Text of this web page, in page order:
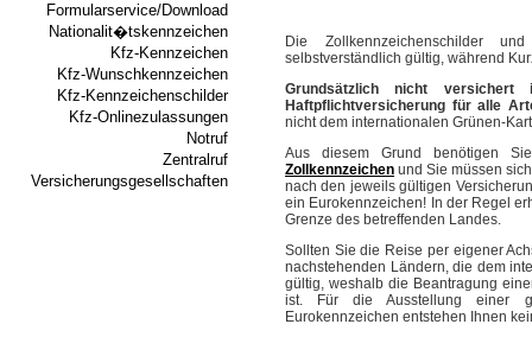
Formularservice/Download
Nationalit�tskennzeichen
Kfz-Kennzeichen
Kfz-Wunschkennzeichen
Kfz-Kennzeichenschilder
Kfz-Onlinezulassungen
Notruf
Zentralruf
Versicherungsgesellschaften
Die Zollkennzeichenschilder
selbstverständlich gültig, während
Grundsätzlich nicht
Haftpflichtversicherung für alle
nicht dem internationalen Grünen-
Aus diesem Grund benötigen
Zollkennzeichen und Sie müssen
nach den jeweils gültigen
ein Eurokennzeichen! In der Regel
Grenze des betreffenden Landes.
Sollten Sie die Reise per eigener
nachstehenden Ländern, die dem
gültig, weshalb die Beantragung
ist. Für die Ausstellung einer
Eurokennzeichen entstehen Ihnen